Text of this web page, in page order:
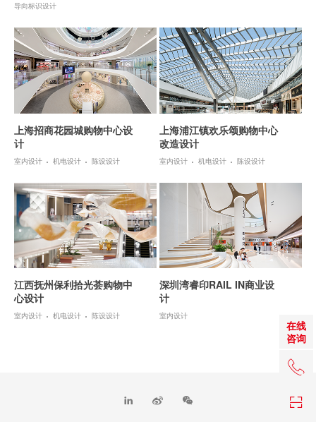
在线
咨询
+86
导向标识设计
上海招商花园城购物中心设
计
室内设计 机电设计 陈设设计
上海浦江镇欢乐颂购物中心
改造设计
室内设计 机电设计 陈设设计
江西抚州保利拾光荟购物中
心设计
室内设计 机电设计 陈设设计
深圳湾睿印RAIL IN商业设
计
室内设计